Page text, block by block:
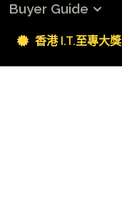
Buyer Guide
香港 I.T.至專大獎